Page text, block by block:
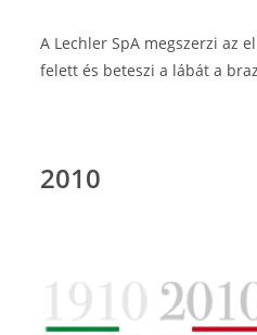
A Lechler SpA megszerzi az
felett és beteszi a lábát a
2010